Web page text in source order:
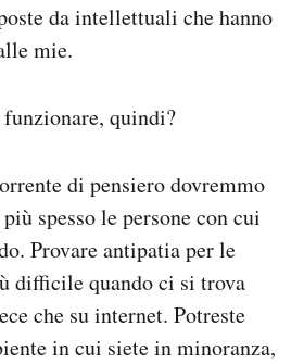
da intellettuali che hanno
mie.
quindi?
di pensiero dovremmo
spesso le persone con cui
Provare antipatia per le
difficile quando ci si trova
che su internet. Potreste
in cui siete in minoranza,